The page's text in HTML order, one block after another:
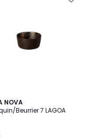
NOVA
Beurrier 7 LAGOA